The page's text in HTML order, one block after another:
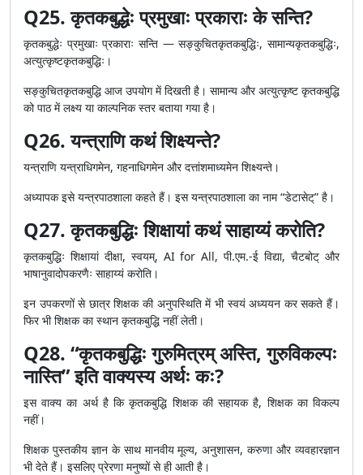
Q25. कृतकबुद्धेः प्रमुखाः प्रकाराः के सन्ति?
कृतकबुद्धेः प्रमुखाः प्रकाराः सन्ति — सङ्कुचितकृतकबुद्धिः, सामान्यकृतकबुद्धिः,
अत्युत्कृष्टकृतकबुद्धिः।
सङ्कुचितकृतकबुद्धि आज उपयोग में दिखती है। सामान्य और अत्युत्कृष्ट कृतकबुद्धि
को पाठ में लक्ष्य या काल्पनिक स्तर बताया गया है।
Q26. यन्त्राणि कथं शिक्ष्यन्ते?
यन्त्राणि यन्त्राधिगमेन, गहनाधिगमेन और दत्तांशमाध्यमेन शिक्ष्यन्ते।
अध्यापक इसे यन्त्रपाठशाला कहते हैं। इस यन्त्रपाठशाला का नाम “डेटासेट्” है।
Q27. कृतकबुद्धिः शिक्षायां कथं साहाय्यं करोति?
कृतकबुद्धिः शिक्षायां दीक्षा, स्वयम्, AI for All, पी.एम.-ई विद्या, चैटबोट् और
भाषानुवादोपकरणैः साहाय्यं करोति।
इन उपकरणों से छात्र शिक्षक की अनुपस्थिति में भी स्वयं अध्ययन कर सकते हैं।
फिर भी शिक्षक का स्थान कृतकबुद्धि नहीं लेती।
Q28. “कृतकबुद्धिः गुरुमित्रम् अस्ति, गुरुविकल्पः
नास्ति” इति वाक्यस्य अर्थः कः?
इस वाक्य का अर्थ है कि कृतकबुद्धि शिक्षक की सहायक है, शिक्षक का विकल्प
नहीं।
शिक्षक पुस्तकीय ज्ञान के साथ मानवीय मूल्य, अनुशासन, करुणा और व्यवहारज्ञान
भी देते हैं। इसलिए प्रेरणा मनुष्यों से ही आती है।